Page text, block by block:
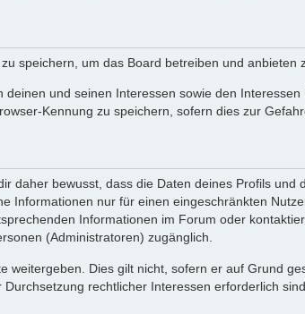
speichern, um das Board betreiben und anbieten
und seinen Interessen sowie den
Kennung zu speichern, sofern dies zur
daher bewusst, dass die Daten deines Profils und
Informationen nur für einen eingeschränkten
Informationen im Forum oder
(Administratoren) zugänglich.
Dies gilt nicht, sofern er auf Grund
rechtlicher Interessen erforderlich sind.